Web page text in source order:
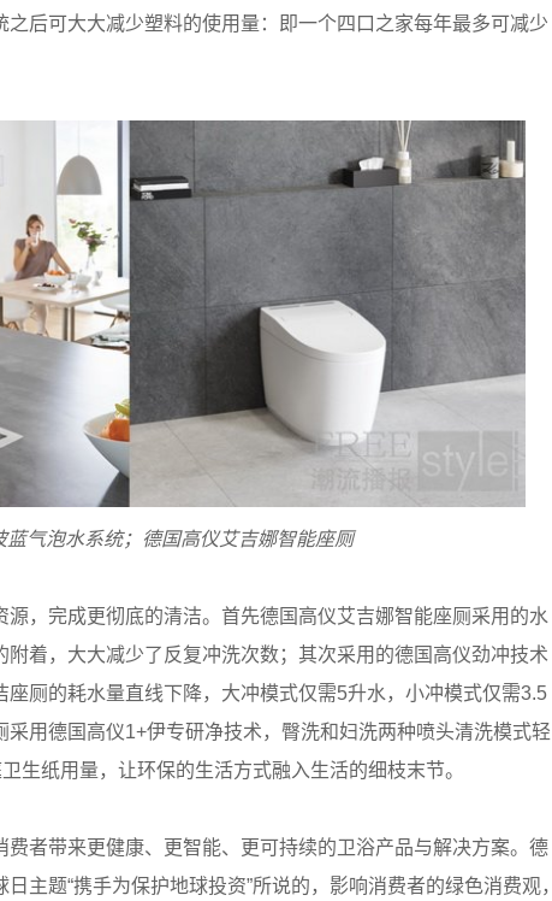
后可大大减少塑料的使用量：即一个四口之家每年最多可减少
蓝气泡水系统；德国高仪艾吉娜智能座厕
，完成更彻底的清洁。首先德国高仪艾吉娜智能座厕采用的水
着，大大减少了反复冲洗次数；其次采用的德国高仪劲冲技术
厕的耗水量直线下降，大冲模式仅需5升水，小冲模式仅需3.5
用德国高仪1+伊专研净技术，臀洗和妇洗两种喷头清洗模式轻
生纸用量，让环保的生活方式融入生活的细枝末节。
者带来更健康、更智能、更可持续的卫浴产品与解决方案。德
主题“携手为保护地球投资”所说的，影响消费者的绿色消费观，